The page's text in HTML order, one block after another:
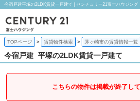
今宿戸建平塚の2LDK賃貸一戸建て | センチュリー21富士ハウジング
TOPページ 賃貸物件検索 茅ヶ崎市の賃貸情報一覧
今宿戸建 平塚の2LDK賃貸一戸建て
こちらの物件は掲載が終了して